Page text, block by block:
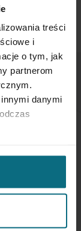
treści
i
o tym, jak
partnerom
danymi
our